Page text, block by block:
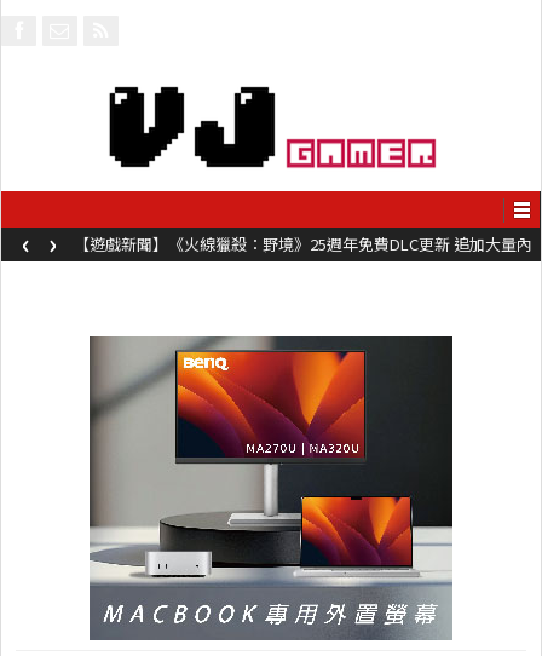
【遊戲新聞】《火線獵殺：野境》25週年免費DLC更新 追加大量內
容同時系舊作限時超平價折扣
‹ ›